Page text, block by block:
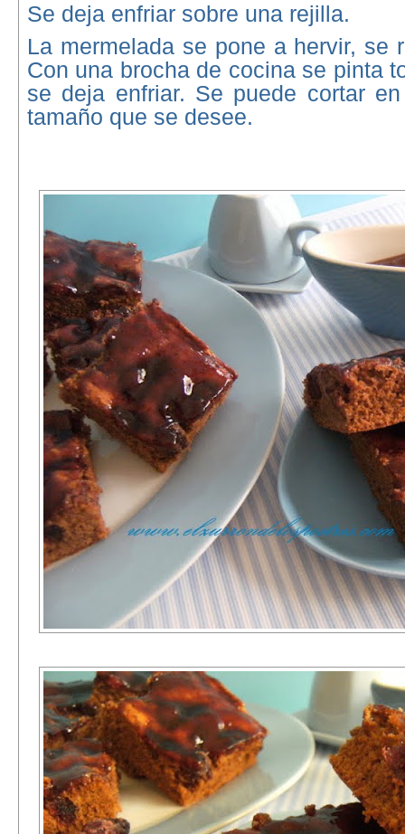
Se deja enfriar sobre una rejilla.
La mermelada se pone a hervir, se
Con una brocha de cocina se pinta
se deja enfriar. Se puede cortar
tamaño que se desee.